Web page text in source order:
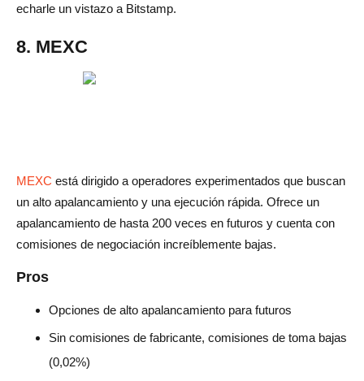
echarle un vistazo a Bitstamp.
8. MEXC
MEXC está dirigido a operadores experimentados que buscan
un alto apalancamiento y una ejecución rápida. Ofrece un
apalancamiento de hasta 200 veces en futuros y cuenta con
comisiones de negociación increíblemente bajas.
Pros
Opciones de alto apalancamiento para futuros
Sin comisiones de fabricante, comisiones de toma bajas
(0,02%)